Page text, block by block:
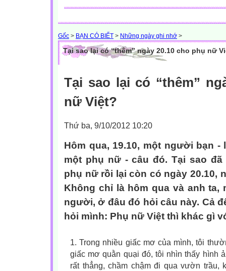
Gốc > BẠN CÓ BIẾT > Những ngày ghi nhớ >
Tại sao lại có “thêm” ngày 20.10 cho phụ nữ
Tại sao lại có “thêm”
nữ Việt?
Thứ ba, 9/10/2012 10:20
Hôm qua, 19.10, một người bạn
một phụ nữ - câu đó. Tại sao
phụ nữ rồi lại còn có ngày 20.10,
Không chỉ là hôm qua và anh ta,
người, ở đâu đó hỏi câu này. Cả
hỏi mình: Phụ nữ Việt thì khác gì
1. Trong nhiều giấc mơ của mình, tôi
giấc mơ quằn quại đó, tôi nhìn thấy hình
rất thẳng, chầm chậm đi qua vườn trầu,